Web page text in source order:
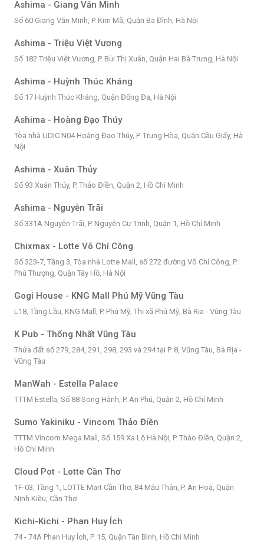
Ashima - Giang Văn Minh
Số 60 Giang Văn Minh, P. Kim Mã, Quận Ba Đình, Hà Nội
Ashima - Triệu Việt Vương
Số 182 Triệu Việt Vương, P. Bùi Thị Xuân, Quận Hai Bà Trưng, Hà Nội
Ashima - Huỳnh Thúc Kháng
Số 17 Huỳnh Thúc Kháng, Quận Đống Đa, Hà Nội
Ashima - Hoàng Đạo Thúy
Tòa nhà UDIC N04 Hoàng Đạo Thúy, P. Trung Hòa, Quận Cầu Giấy, Hà
Nội
Ashima - Xuân Thủy
Số 93 Xuân Thủy, P. Thảo Điền, Quận 2, Hồ Chí Minh
Ashima - Nguyễn Trãi
Số 331A Nguyễn Trãi, P. Nguyễn Cư Trinh, Quận 1, Hồ Chí Minh
Chixmax - Lotte Võ Chí Công
Số 323-7, Tầng 3, Tòa nhà Lotte Mall, số 272 đường Võ Chí Công, P.
Phú Thượng, Quận Tây Hồ, Hà Nội
Gogi House - KNG Mall Phú Mỹ Vũng Tàu
L18, Tầng Lầu, KNG Mall, P. Phú Mỹ, Thị xã Phú Mỹ, Bà Rịa - Vũng Tàu
K Pub - Thống Nhất Vũng Tàu
Thửa đất số 279, 284, 291, 298, 293 và 294 tại P. 8, Vũng Tàu, Bà Rịa -
Vũng Tàu
ManWah - Estella Palace
TTTM Estella, Số 88 Song Hành, P. An Phú, Quận 2, Hồ Chí Minh
Sumo Yakiniku - Vincom Thảo Điền
TTTM Vincom Mega Mall, Số 159 Xa Lộ Hà.Nội, P. Thảo Điền, Quận 2,
Hồ Chí Minh
Cloud Pot - Lotte Cần Thơ
1F-03, Tầng 1, LOTTE Mart Cần Thơ, 84 Mậu Thân, P. An Hoà, Quận
Ninh Kiều, Cần Thơ
Kichi-Kichi - Phan Huy Ích
74 - 74A Phan Huy Ích, P. 15, Quận Tân Bình, Hồ Chí Minh